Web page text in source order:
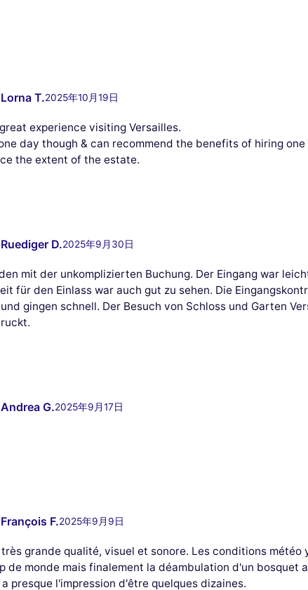
Lorna T.2025年10月19日
experience visiting Versailles.
day though & can recommend the benefits of hiring
the extent of the estate.
Ruediger D.2025年9月30日
mit der unkomplizierten Buchung. Der Eingang war
für den Einlass war auch gut zu sehen. Die
gingen schnell. Der Besuch von Schloss und Garten
Andrea G.2025年9月17日
François F.2025年9月9日
grande qualité, visuel et sonore. Les conditions météo
de monde mais finalement la déambulation d'un bosquet
presque l'impression d'être quelques dizaines.